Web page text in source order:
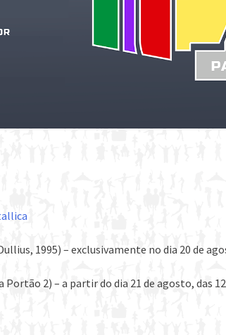
1995) – exclusivamente no dia 20 de
2) – a partir do dia 21 de agosto, das